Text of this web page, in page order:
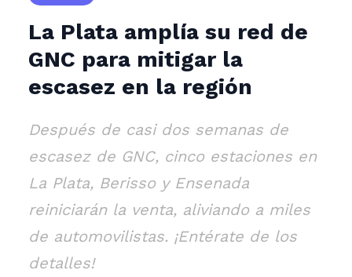
La Plata amplía su red de
GNC para mitigar la
escasez en la región
Después de casi dos semanas de
escasez de GNC, cinco estaciones en
La Plata, Berisso y Ensenada
reiniciarán la venta, aliviando a miles
de automovilistas. ¡Entérate de los
detalles!